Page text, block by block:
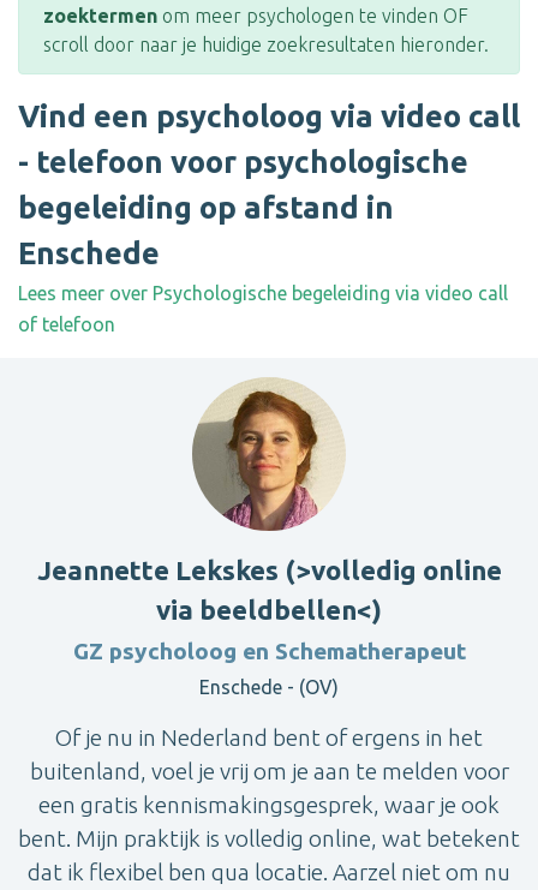
zoektermen om meer psychologen te vinden OF
scroll door naar je huidige zoekresultaten hieronder.
Vind een psycholoog via video call
- telefoon voor psychologische
begeleiding op afstand in
Enschede
Lees meer over Psychologische begeleiding via video call
of telefoon
Jeannette Lekskes (>volledig online
via beeldbellen<)
GZ psycholoog en Schematherapeut
Enschede - (OV)
Of je nu in Nederland bent of ergens in het
buitenland, voel je vrij om je aan te melden voor
een gratis kennismakingsgesprek, waar je ook
bent. Mijn praktijk is volledig online, wat betekent
dat ik flexibel ben qua locatie. Aarzel niet om nu